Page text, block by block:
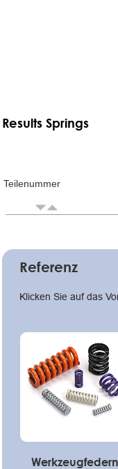
Results Springs
Teilenummer
Referenz
Klicken Sie auf das
Werkzeugfedern